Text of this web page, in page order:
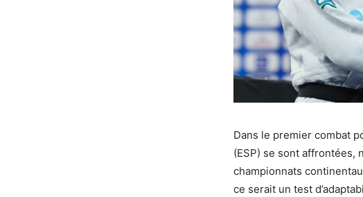
Dans le premier combat
(ESP) se sont affrontées,
championnats
ce serait un test